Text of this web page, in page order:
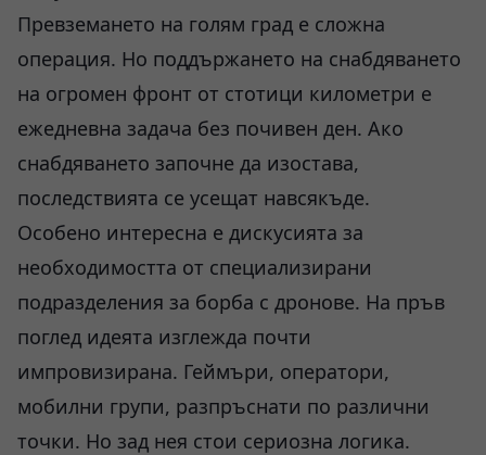
Превземането на голям град е сложна
операция. Но поддържането на снабдяването
на огромен фронт от стотици километри е
ежедневна задача без почивен ден. Ако
снабдяването започне да изостава,
последствията се усещат навсякъде.
Особено интересна е дискусията за
необходимостта от специализирани
подразделения за борба с дронове. На пръв
поглед идеята изглежда почти
импровизирана. Геймъри, оператори,
мобилни групи, разпръснати по различни
точки. Но зад нея стои сериозна логика.